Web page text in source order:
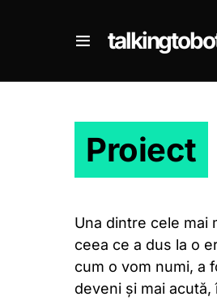
Proiect
Una dintre cele mai
ceea ce a dus la o
cum o vom numi, a
deveni și mai